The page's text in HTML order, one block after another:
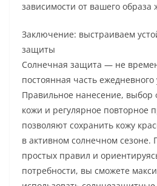
зависимости от вашего образа
Заключение: выстраиваем
защиты
Солнечная защита — не
постоянная часть ежедневного
Правильное нанесение,
кожи и регулярное повторное
позволяют сохранить кожу
в активном солнечном сезоне.
простых правил и
потребности, вы сможете